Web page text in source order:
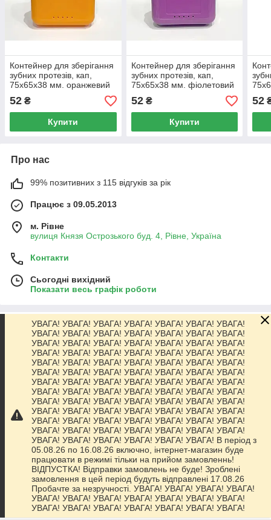
Контейнер для зберігання
зубних протезів, кап,
75х65х38 мм. оранжевий
52 ₴
Купити
Контейнер для зберігання
зубних протезів, кап,
75х65х38 мм. фіолетовий
52₴
Купити
52
Про нас
99% позитивних з 115 відгуків за рік
Працює з 09.05.2013
м. Рівне
вулиця Князя Острозького буд. 4, Рівне, Україна
Контакти
Сьогодні вихідний
Показати весь графік роботи
Про нас
Контакти
Доставка та оплата
Графік роботи
Повна версія сайту
Сайт створено на маркетплейсіProm.ua
Політика конфіденційності
УВАГА! УВАГА! УВАГА! УВАГА! УВАГА! УВАГА! УВАГА!
УВАГА! УВАГА! УВАГА! УВАГА! УВАГА! УВАГА! УВАГА!
УВАГА! УВАГА! УВАГА! УВАГА! УВАГА! УВАГА! УВАГА!
УВАГА! УВАГА! УВАГА! УВАГА! УВАГА! УВАГА! УВАГА!
УВАГА! УВАГА! УВАГА! УВАГА! УВАГА! УВАГА! УВАГА!
УВАГА! УВАГА! УВАГА! УВАГА! УВАГА! УВАГА! УВАГА!
УВАГА! УВАГА! УВАГА! УВАГА! УВАГА! УВАГА! УВАГА!
УВАГА! УВАГА! УВАГА! УВАГА! УВАГА! УВАГА! УВАГА!
УВАГА! УВАГА! УВАГА! УВАГА! УВАГА! УВАГА! УВАГА!
УВАГА! УВАГА! УВАГА! УВАГА! УВАГА! УВАГА! УВАГА!
УВАГА! УВАГА! УВАГА! УВАГА! УВАГА! УВАГА! УВАГА!
УВАГА! УВАГА! УВАГА! УВАГА! УВАГА! УВАГА! УВАГА!
УВАГА! УВАГА! УВАГА! УВАГА! УВАГА! УВАГА! В період з
05.08.26 по 16.08.26 включно, інтернет-магазин буде
працювати в режимі тільки на прийом замовленнь!
ВІДПУСТКА! Відправки замовлень не буде! Зроблені
замовлення в цей період будуть відправлені 17.08.26
Пробачте за незручності. УВАГА! УВАГА! УВАГА! УВАГА!
УВАГА! УВАГА! УВАГА! УВАГА! УВАГА! УВАГА! УВАГА!
УВАГА! УВАГА! УВАГА! УВАГА! УВАГА! УВАГА! УВАГА!